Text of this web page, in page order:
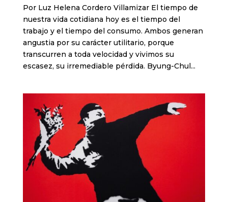
Por Luz Helena Cordero Villamizar El tiempo de
nuestra vida cotidiana hoy es el tiempo del
trabajo y el tiempo del consumo. Ambos generan
angustia por su carácter utilitario, porque
transcurren a toda velocidad y vivimos su
escasez, su irremediable pérdida. Byung-Chul...